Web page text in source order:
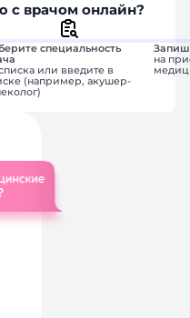
с врачом онлайн?
специальность
или введите в
(например, акушер-
на